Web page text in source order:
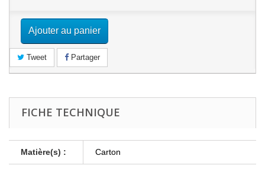
Ajouter au panier
Tweet Partager
FICHE TECHNIQUE
Matière(s) : Carton